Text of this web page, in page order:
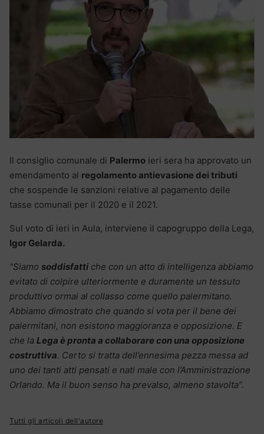
Il consiglio comunale di Palermo ieri sera ha approvato un
emendamento al regolamento antievasione dei tributi
che sospende le sanzioni relative al pagamento delle
tasse comunali per il 2020 e il 2021.
Sul voto di ieri in Aula, interviene il capogruppo della Lega,
Igor Gelarda.
“Siamo soddisfatti che con un atto di intelligenza abbiamo
evitato di colpire ulteriormente e duramente un tessuto
produttivo ormai al collasso come quello palermitano.
Abbiamo dimostrato che quando si vota per il bene dei
palermitani, non esistono maggioranza e opposizione. E
che la Lega è pronta a collaborare con una opposizione
costruttiva. Certo si tratta dell’ennesima pezza messa ad
uno dei tanti atti pensati e nati male con l’Amministrazione
Orlando. Ma il buon senso ha prevalso, almeno stavolta”.
Tutti gli articoli dell'autore